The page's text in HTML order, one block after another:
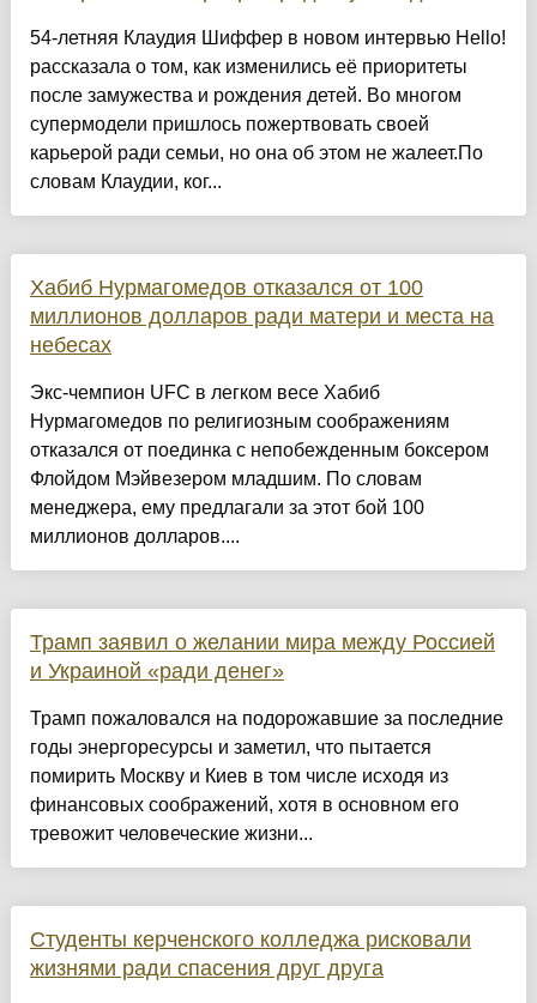
54-летняя Клаудия Шиффер в новом интервью Hello!
рассказала о том, как изменились её приоритеты
после замужества и рождения детей. Во многом
супермодели пришлось пожертвовать своей
карьерой ради семьи, но она об этом не жалеет.По
словам Клаудии, ког...
Хабиб Нурмагомедов отказался от 100
миллионов долларов ради матери и места на
небесах
Экс-чемпион UFC в легком весе Хабиб
Нурмагомедов по религиозным соображениям
отказался от поединка с непобежденным боксером
Флойдом Мэйвезером младшим. По словам
менеджера, ему предлагали за этот бой 100
миллионов долларов....
Трамп заявил о желании мира между Россией
и Украиной «ради денег»
Трамп пожаловался на подорожавшие за последние
годы энергоресурсы и заметил, что пытается
помирить Москву и Киев в том числе исходя из
финансовых соображений, хотя в основном его
тревожит человеческие жизни...
Студенты керченского колледжа рисковали
жизнями ради спасения друг друга